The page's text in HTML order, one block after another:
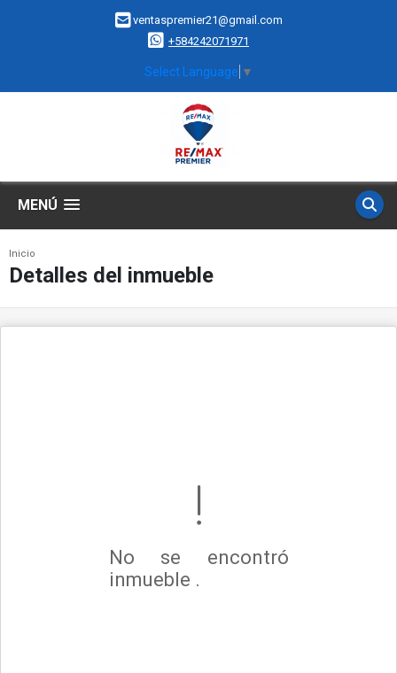
ventaspremier21@gmail.com
+584242071971
Select Language ▼
MENÚ
Inicio
Detalles del inmueble
No se encontró
inmueble .